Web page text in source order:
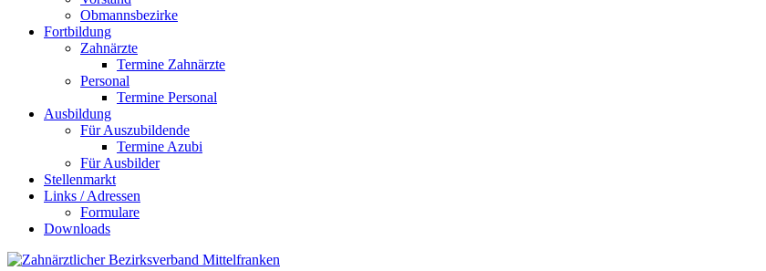
Obmannsbezirke
Fortbildung
Zahnärzte
Termine Zahnärzte
Personal
Termine Personal
Ausbildung
Für Auszubildende
Termine Azubi
Für Ausbilder
Stellenmarkt
Links / Adressen​
Formulare
Downloads